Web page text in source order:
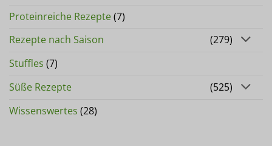
Proteinreiche Rezepte(7)
Rezepte nach Saison
(279)
Stuffles (7)
Süße Rezepte
(525)
Wissenswertes (28)